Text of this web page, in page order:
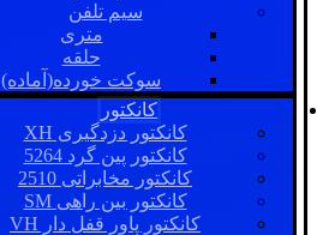
سیم تلفن
متری
حلقه
سوکت خورده(آماده)
کانکتور
کانکتور دزدگیری XH
کانکتور پین گرد 5264
کانکتور مخابراتی 2510
کانکتور بین راهی SM
کانکتور پاور قفل دار VH